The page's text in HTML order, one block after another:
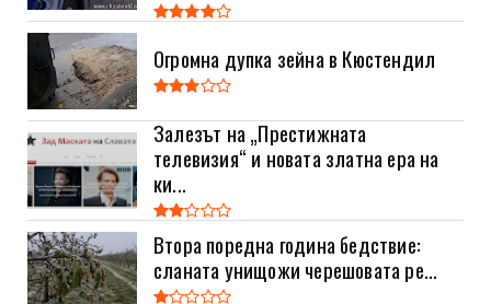
Огромна дупка зейна в Кюстендил
Залезът на „Престижната
телевизия“ и новата златна ера на
ки...
Втора поредна година бедствие:
сланата унищожи черешовата ре...